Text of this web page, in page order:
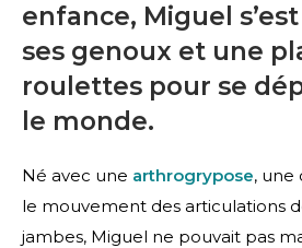
enfance, Miguel
ses genoux et une
roulettes pour se
le monde.
Né avec une arthrogrypose, une
le mouvement des articulations
jambes, Miguel ne pouvait pas